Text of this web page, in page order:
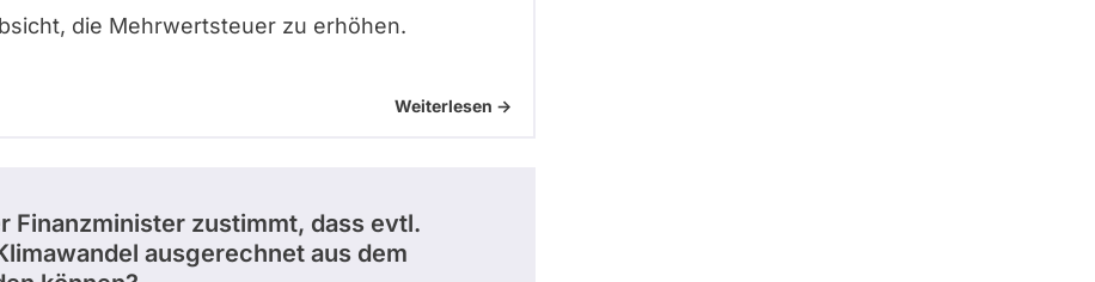
die Mehrwertsteuer zu erhöhen.
Weiterlesen ->
Finanzminister zustimmt, dass evtl.
ausgerechnet aus dem